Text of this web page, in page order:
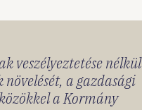
veszélyeztetése nélkül
a gazdasági
a Kormány